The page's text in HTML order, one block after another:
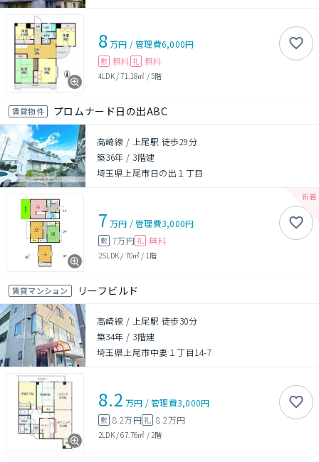
8万円 /管理費6,000円
敷 無料 礼 無料
4LDK/71.18㎡ /5階
賃貸物件 プロムナード日の出ABC
高崎線 / 上尾駅 徒歩29分
築36年 / 3階建
埼玉県上尾市日の出１丁目
7 万円 /管理費3,000円
敷 7万円 礼 無料
2SLDK / 70㎡ / 1階
賃貸マンション リーフビルド
高崎線 / 上尾駅 徒歩30分
築34年 / 3階建
埼玉県上尾市中妻１丁目14-7
8.2 万円 /管理費3,000円
敷 8.2万円礼 8.2万円
2LDK/67.76㎡ / 2階